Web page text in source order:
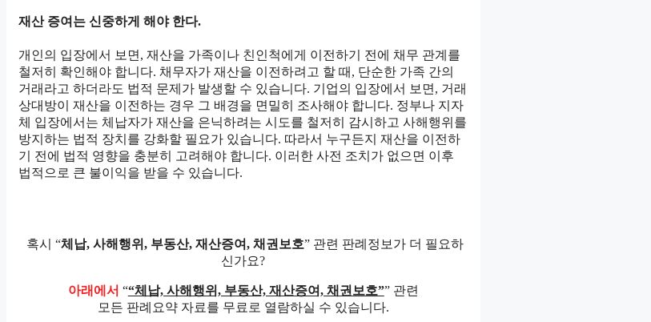
재산 증여는 신중하게 해야 한다.
개인의 입장에서 보면, 재산을 가족이나 친인척에게 이전하기 전에 채무 관계를
철저히 확인해야 합니다. 채무자가 재산을 이전하려고 할 때, 단순한 가족 간의
거래라고 하더라도 법적 문제가 발생할 수 있습니다. 기업의 입장에서 보면, 거래
상대방이 재산을 이전하는 경우 그 배경을 면밀히 조사해야 합니다. 정부나 지자
체 입장에서는 체납자가 재산을 은닉하려는 시도를 철저히 감시하고 사해행위를
방지하는 법적 장치를 강화할 필요가 있습니다. 따라서 누구든지 재산을 이전하
기 전에 법적 영향을 충분히 고려해야 합니다. 이러한 사전 조치가 없으면 이후
법적으로 큰 불이익을 받을 수 있습니다.
혹시 “체납, 사해행위, 부동산, 재산증여, 채권보호” 관련 판례정보가 더 필요하
신가요?
아래에서 ““체납, 사해행위, 부동산, 재산증여, 채권보호”” 관련
모든 판례요약 자료를 무료로 열람하실 수 있습니다.